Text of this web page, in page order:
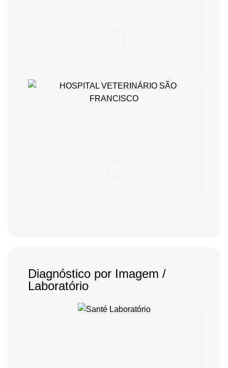
Diagnóstico por Imagem /
Laboratório